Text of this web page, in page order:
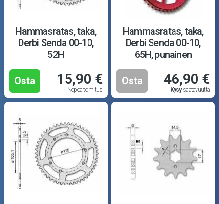
Hammasratas, taka,
Derbi Senda 00-10,
52H
Osta 15,90 €
Nopea toimitus
Hammasratas, taka,
Derbi Senda 00-10,
65H, punainen
Osta 46,90 €
Kysysaatavuutta